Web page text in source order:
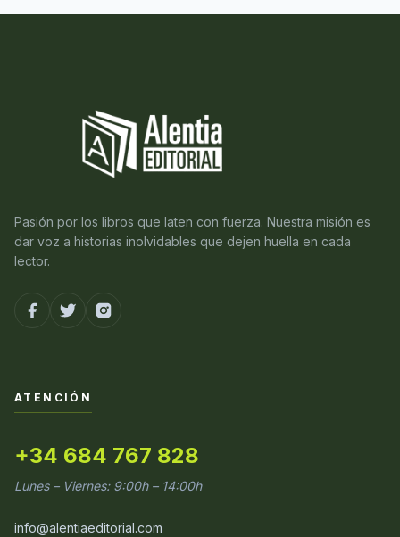
Pasión por los libros que laten con fuerza. Nuestra misión es
dar voz a historias inolvidables que dejen huella en cada
lector.
ATENCIÓN
+34 684 767 828
Lunes – Viernes: 9:00h – 14:00h
info@alentiaeditorial.com